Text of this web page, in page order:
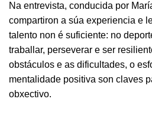
Na entrevista, conducida por
compartiron a súa experiencia e
talento non é suficiente: no
traballar, perseverar e ser
obstáculos e as dificultades, o
mentalidade positiva son claves
obxectivo.